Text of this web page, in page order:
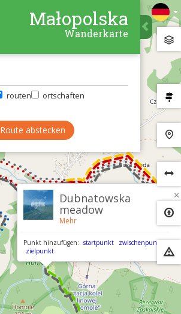
×
Dubnatowska
meadow
Mehr
Punkt hinzufügen: startpunkt
zwischenpunkt
zielpunkt
Małopolska
Wanderkarte
routen ortschaften
Route abstecken